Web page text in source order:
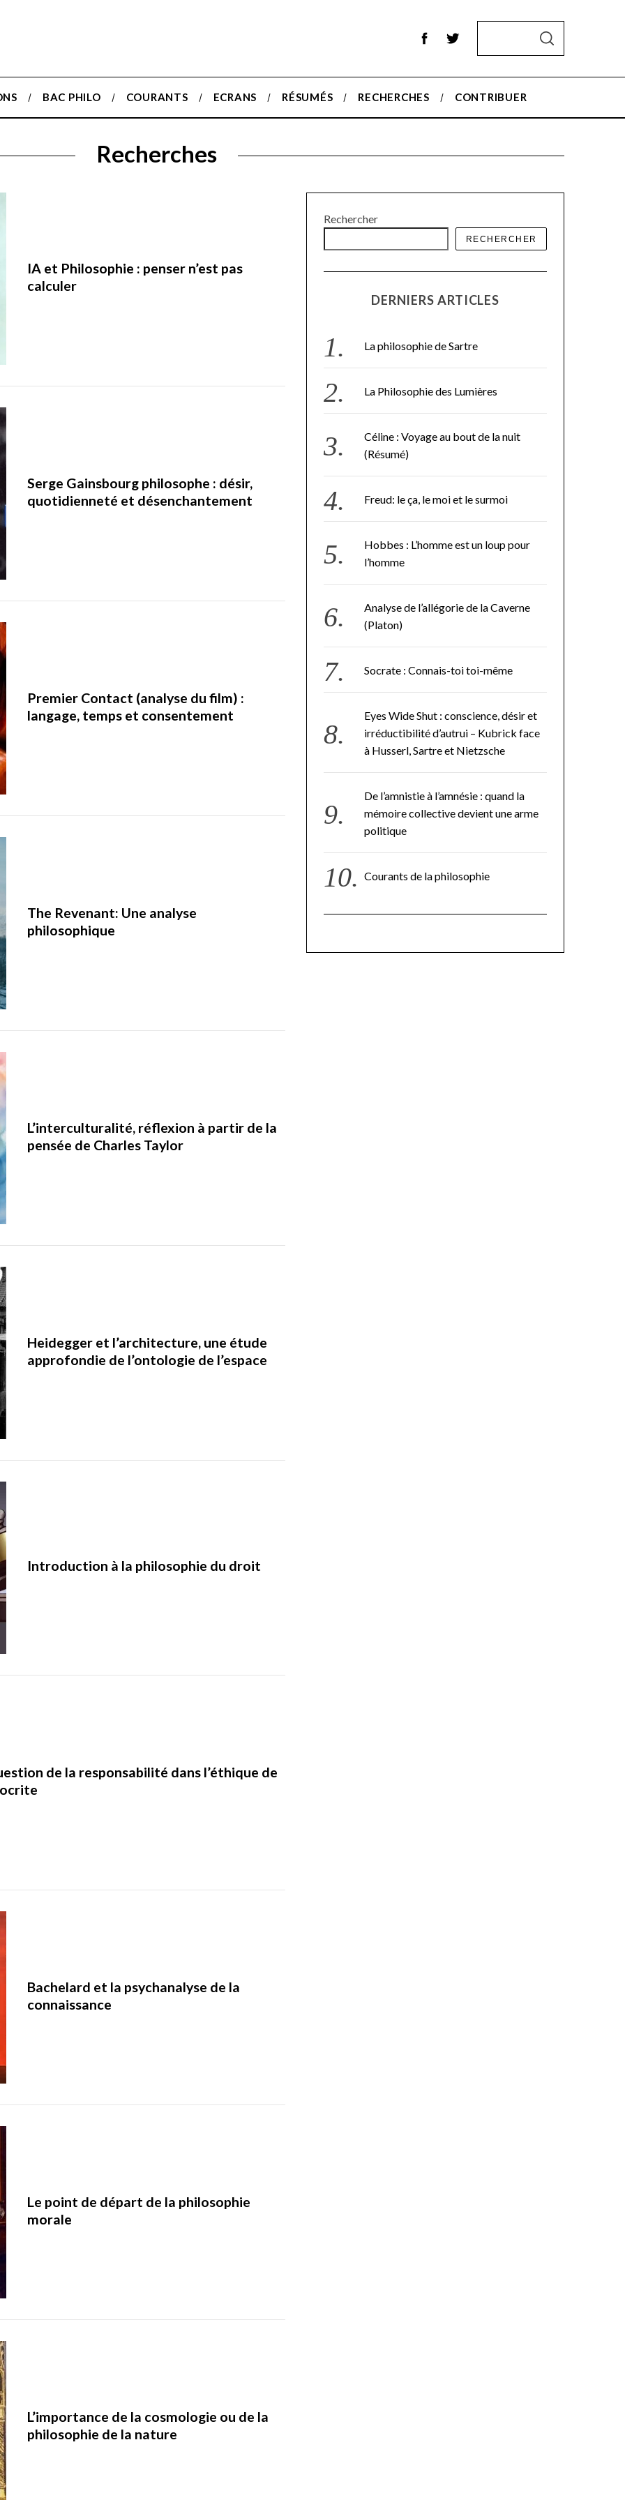
r
c
h
S
C
BAC PHILO COURANTS ECRANS RÉSUMÉS RECHERCHES CONTRIBUER
Recherches
IA et Philosophie : penser n’est pas
calculer
Serge Gainsbourg philosophe : désir,
quotidienneté et désenchantement
Premier Contact (analyse du film) :
langage, temps et consentement
The Revenant: Une analyse
philosophique
L’interculturalité, réflexion à partir de la
pensée de Charles Taylor
Heidegger et l’architecture, une étude
approfondie de l’ontologie de l’espace
Introduction à la philosophie du droit
de la responsabilité dans l’éthique de
Bachelard et la psychanalyse de la
connaissance
Le point de départ de la philosophie
morale
L’importance de la cosmologie ou de la
philosophie de la nature
Rechercher
RECHERCHER
DERNIERS ARTICLES
La philosophie de Sartre
La Philosophie des Lumières
Céline : Voyage au bout de la nuit
(Résumé)
Freud: le ça, le moi et le surmoi
Hobbes : L’homme est un loup pour
l’homme
Analyse de l’allégorie de la Caverne
(Platon)
Socrate : Connais-toi toi-même
Eyes Wide Shut : conscience, désir et
irréductibilité d’autrui – Kubrick face
à Husserl, Sartre et Nietzsche
De l’amnistie à l’amnésie : quand la
mémoire collective devient une arme
politique
Courants de la philosophie